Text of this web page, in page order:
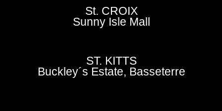
St. CROIX
Sunny Isle Mall
ST. KITTS
Buckley´s Estate, Basseterre